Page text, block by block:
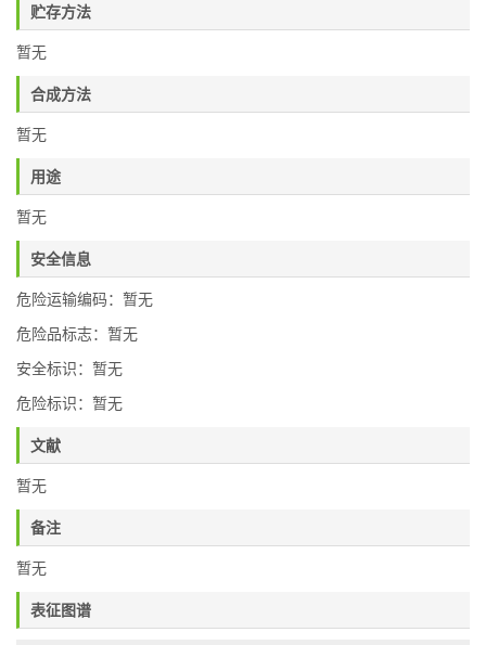
贮存方法
暂无
合成方法
暂无
用途
暂无
安全信息
危险运输编码：暂无
危险品标志：暂无
安全标识：暂无
危险标识：暂无
文献
暂无
备注
暂无
表征图谱